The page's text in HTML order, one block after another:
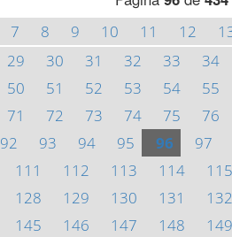
7 8 9 10 11 12
29 30 31 32 33 34
50 51 52 53 54 55
71 72 73 74 75 76
92 93 94 95 96 97
111 112 113 114 115
128 129 130 131 132
145 146 147 148 149